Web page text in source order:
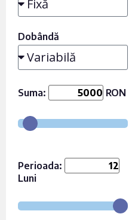
Dobândă
Suma: RON
Perioada:
Luni